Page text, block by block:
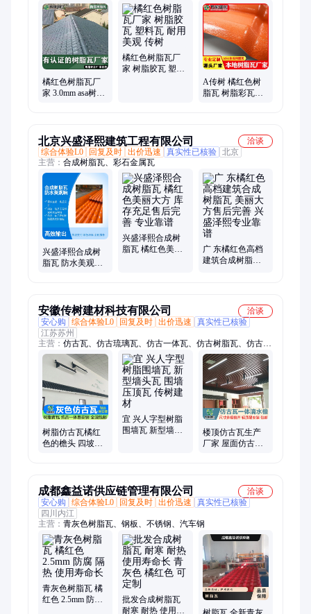
猪场吊顶、车间吊顶、采光瓦、采光板、猪场吊顶、FRP 采光
瓦、PVC瓦、厂房吊顶、猪场吊顶材料、塑钢檩条、塑钢瓦、防
腐檩条、聚酯防腐瓦、耐酸防腐瓦、透明瓦、防腐板、猪场瓦、
防腐隔热瓦、frp 采光板、喷塑檩条
橘红色树脂瓦厂
家 3.0mm asa树脂
橘红色树脂瓦厂
家 树脂胶瓦 塑料
A传树 橘红色树
脂瓦 树脂彩瓦公
北京兴盛泽熙建筑工程有限公司
洽谈
综合体验L0
回复及时 出价迅速 真实性已核验 北京
主营： 合成树脂瓦、彩石金属瓦
兴盛泽熙合成树
脂瓦 防水美观响
兴盛泽熙合成树
脂瓦 橘红色美丽
广 东橘红色高档
建筑合成树脂瓦
安徽传树建材科技有限公司
洽谈
安心购
综合体验L0 回复及时 出价迅速
真实性已核验
江苏苏州
主营： 仿古瓦、仿古琉璃瓦、仿古一体瓦、仿古树脂瓦、仿古合
成树脂瓦、一体仿古瓦、树脂仿古瓦、古建仿古瓦、仿古塑料
瓦、仿古连体瓦、仿古改造瓦、仿古屋面瓦、新型仿古瓦、围墙
压顶瓦、围墙瓦、琉璃瓦围墙、围墙一体瓦、围墙瓦顶、围墙顶
瓦、围墙墙头瓦、仿古围墙瓦、围墙连体瓦、双面围墙瓦
树脂仿古瓦橘红
色的檐头 四坡屋
宜 兴人字型树脂
围墙瓦 新型墙头
楼顶仿古瓦生产
厂家 屋面仿古树
成都鑫益诺供应链管理有限公司
洽谈
安心购
综合体验L0 回复及时 出价迅速
真实性已核验
四川内江
主营： 青灰色树脂瓦、钢板、不锈钢、汽车钢
青灰色树脂瓦 橘
红色 2.5mm 防腐
批发合成树脂瓦
耐寒 耐热 使用寿